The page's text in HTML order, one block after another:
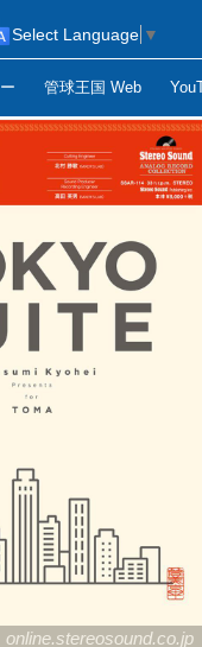
管球王国 Web
Select Language ▼
online.stereosound.co.jp